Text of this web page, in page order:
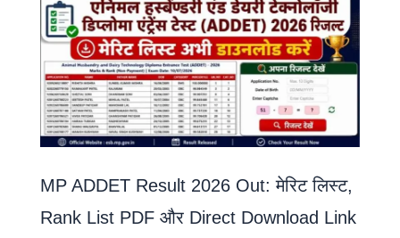
MP ADDET Result 2026 Out: मेरिट लिस्ट,
Rank List PDF और Direct Download Link